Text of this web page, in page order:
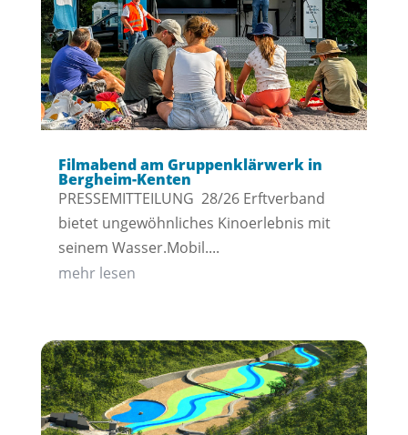
Filmabend am Gruppenklärwerk in
Bergheim-Kenten
PRESSEMITTEILUNG 28/26 Erftverband
bietet ungewöhnliches Kinoerlebnis mit
seinem Wasser.Mobil....
mehr lesen